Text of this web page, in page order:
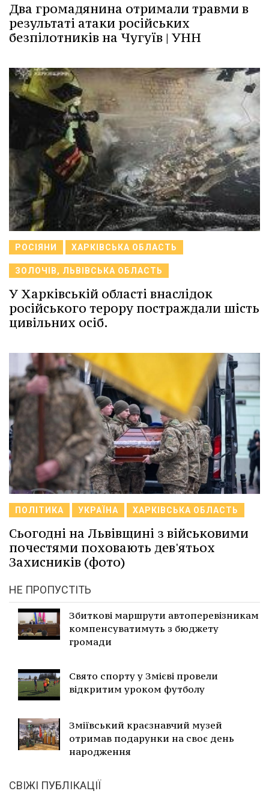
Два громадянина отримали травми в
результаті атаки російських
безпілотників на Чугуїв | УНН
РОСІЯНИ ХАРКІВСЬКА ОБЛАСТЬ
ЗОЛОЧІВ, ЛЬВІВСЬКА ОБЛАСТЬ
У Харківській області внаслідок
російського терору постраждали шість
цивільних осіб.
ПОЛІТИКА УКРАЇНА ХАРКІВСЬКА ОБЛАСТЬ
Сьогодні на Львівщині з військовими
почестями поховають дев'ятьох
Захисників (фото)
НЕ ПРОПУСТІТЬ
Збиткові маршрути автоперевізникам
компенсуватимуть з бюджету
громади
Свято спорту у Змієві провели
відкритим уроком футболу
Зміївський краєзнавчий музей
отримав подарунки на своє день
народження
СВІЖІ ПУБЛІКАЦІЇ